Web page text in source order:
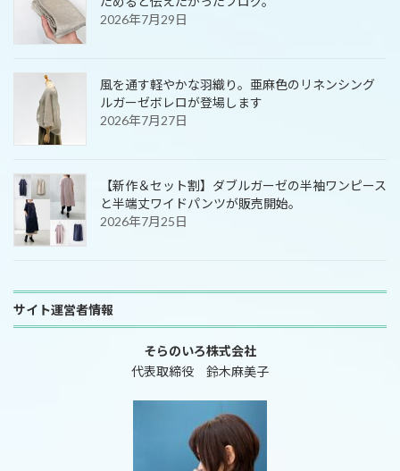
2026年7月29日
風を通す軽やかな羽織り。亜麻色のリネンシング
ルガーゼボレロが登場します
2026年7月27日
【新作＆セット割】ダブルガーゼの半袖ワンピース
と半端丈ワイドパンツが販売開始。
2026年7月25日
サイト運営者情報
そらのいろ株式会社
代表取締役 鈴木麻美子